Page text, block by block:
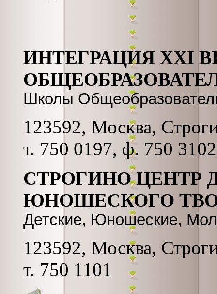
ИНТЕГРАЦИЯ XXI
Школы
123592, Москва,
т. 750 0197, ф. 750
СТРОГИНО ЦЕНТР
ЮНОШЕСКОГО
Детские, Юношеские,
123592, Москва,
т. 750 1101